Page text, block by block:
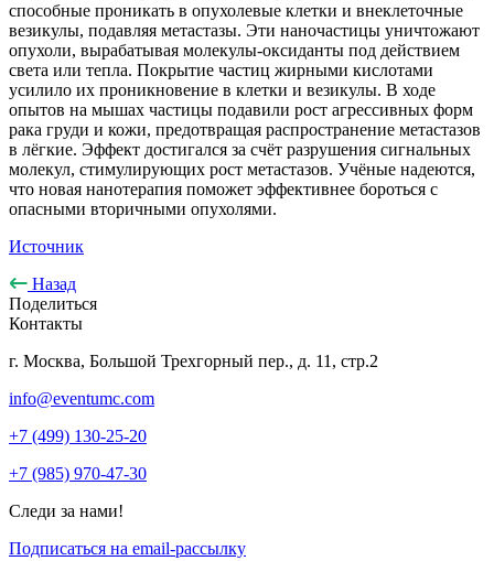
способные проникать в опухолевые клетки и внеклеточные
везикулы, подавляя метастазы. Эти наночастицы уничтожают
опухоли, вырабатывая молекулы-оксиданты под действием
света или тепла. Покрытие частиц жирными кислотами
усилило их проникновение в клетки и везикулы. В ходе
опытов на мышах частицы подавили рост агрессивных форм
рака груди и кожи, предотвращая распространение метастазов
в лёгкие. Эффект достигался за счёт разрушения сигнальных
молекул, стимулирующих рост метастазов. Учёные надеются,
что новая нанотерапия поможет эффективнее бороться с
опасными вторичными опухолями.
Источник
Назад
Поделиться
Контакты
г. Москва, Большой Трехгорный пер., д. 11, стр.2
info@eventumc.com
+7 (499) 130-25-20
+7 (985) 970-47-30
Следи за нами!
Подписаться на email-рассылку